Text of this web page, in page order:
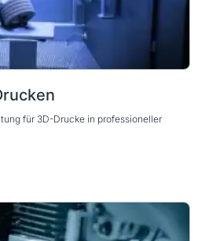
für 3D-Drucke in professioneller